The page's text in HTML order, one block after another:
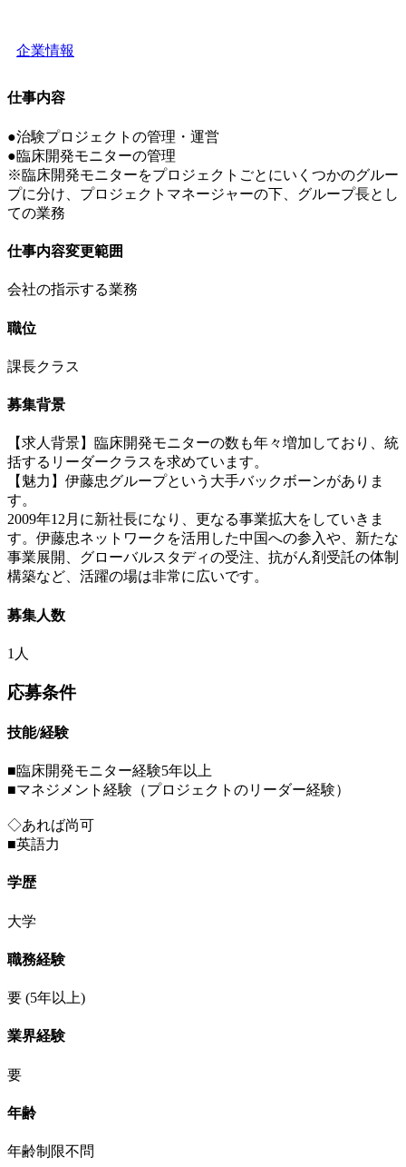
企業情報
仕事内容
●治験プロジェクトの管理・運営
●臨床開発モニターの管理
※臨床開発モニターをプロジェクトごとにいくつかのグルー
プに分け、プロジェクトマネージャーの下、グループ長とし
ての業務
仕事内容変更範囲
会社の指示する業務
職位
課長クラス
募集背景
【求人背景】臨床開発モニターの数も年々増加しており、統
括するリーダークラスを求めています。
【魅力】伊藤忠グループという大手バックボーンがありま
す。
2009年12月に新社長になり、更なる事業拡大をしていきま
す。伊藤忠ネットワークを活用した中国への参入や、新たな
事業展開、グローバルスタディの受注、抗がん剤受託の体制
構築など、活躍の場は非常に広いです。
募集人数
1人
応募条件
技能/経験
■臨床開発モニター経験5年以上
■マネジメント経験（プロジェクトのリーダー経験）
◇あれば尚可
■英語力
学歴
大学
職務経験
要 (5年以上)
業界経験
要
年齢
年齢制限不問